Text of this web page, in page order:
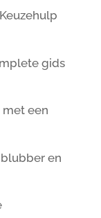
gids
met een
en